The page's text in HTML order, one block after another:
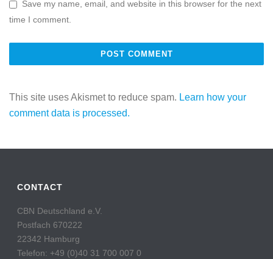
Save my name, email, and website in this browser for the next
time I comment.
This site uses Akismet to reduce spam. Learn how your
comment data is processed.
CONTACT
CBN Deutschland e.V.
Postfach 670222
22342 Hamburg
Telefon: +49 (0)40 31 700 007 0